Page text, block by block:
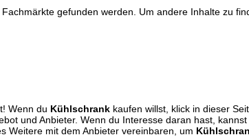
gefunden werden. Um andere Inhalte zu
Wenn du Kühlschrankkaufen willst, klick in dieser
und Anbieter. Wenn du Interesse daran hast,
Weitere mit dem Anbieter vereinbaren, um